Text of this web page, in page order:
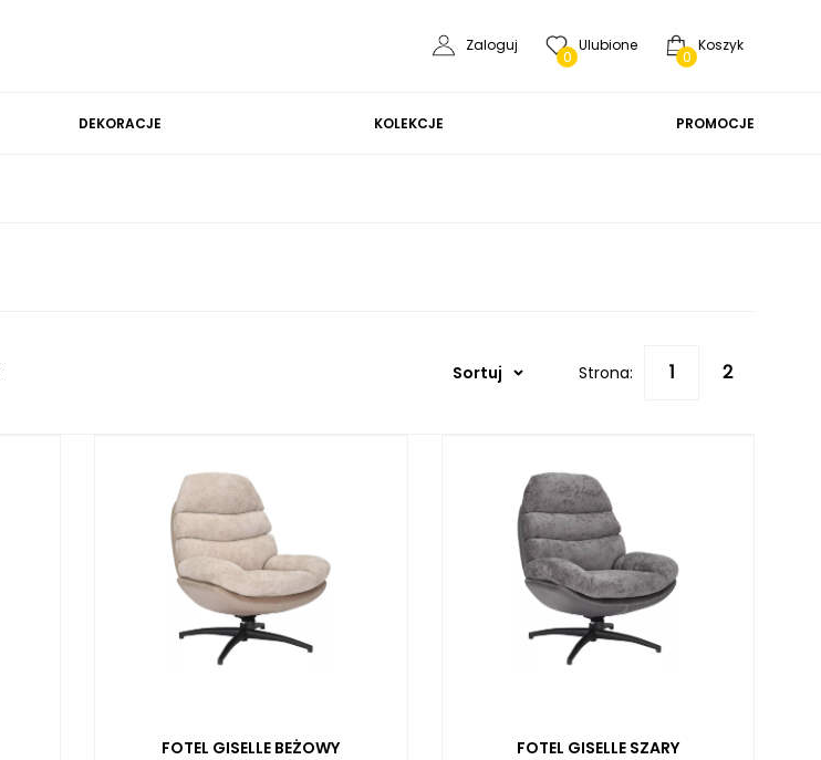
Zaloguj
0
Ulubione
0
Koszyk
DEKORACJE KOLEKCJE PROMOCJE
Sortuj Strona:
FOTEL GISELLE BEŻOWY FOTEL GISELLE SZARY